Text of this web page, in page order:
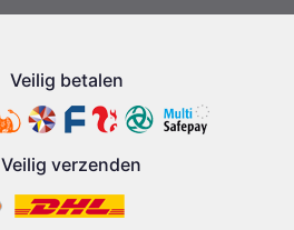
Veilig betalen
Veilig verzenden